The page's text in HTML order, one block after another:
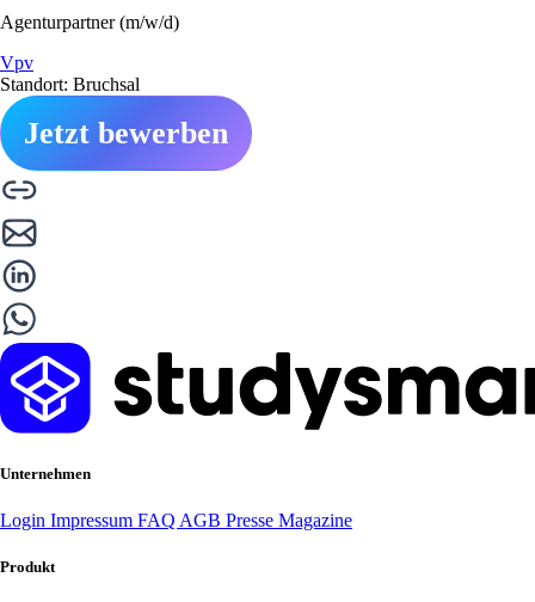
Agenturpartner (m/w/d)
Vpv
Standort: Bruchsal
Jetzt bewerben
Unternehmen
Login Impressum FAQ AGB Presse Magazine
Produkt